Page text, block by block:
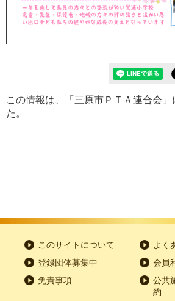
この情報は、「 三原市ＰＴＡ連合会
た。
このサイトについて
よく
登録団体募集中
会員
免責事項
公共
約